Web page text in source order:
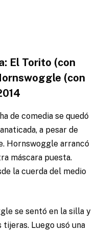
El Torito (con
(con
de comedia se quedó
a pesar de
Hornswoggle arrancó
máscara puesta.
la cuerda del medio
se sentó en la silla y
Luego usó una